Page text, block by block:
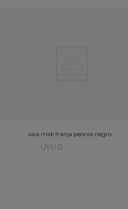
saia midi franja peonía negro
UYU 0